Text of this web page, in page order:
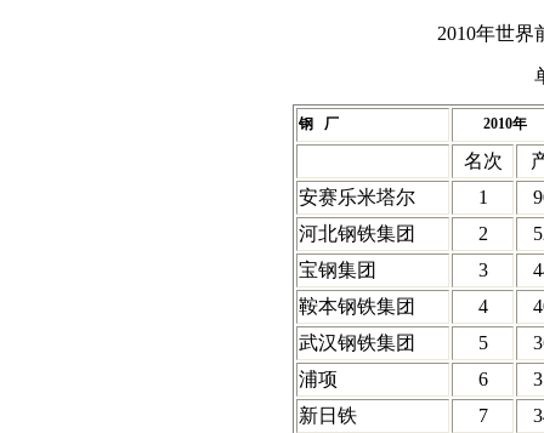
2010年世界
钢 厂 2010年
名次
安赛乐米塔尔
1
河北钢铁集团
2
宝钢集团
3
鞍本钢铁集团
4
武汉钢铁集团
5
浦项
6
新日铁
7